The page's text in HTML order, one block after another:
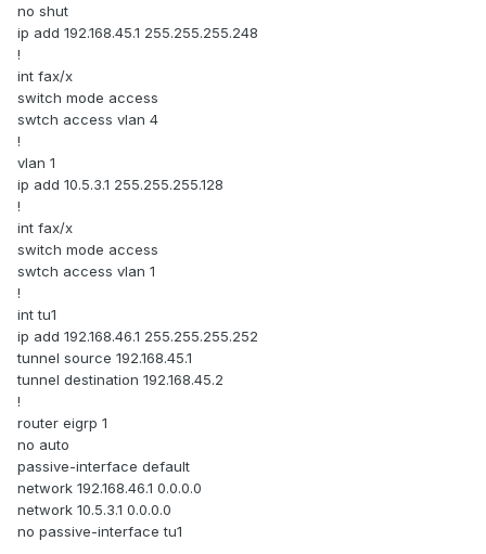
no shut
ip add 192.168.45.1 255.255.255.248
!
int fax/x
switch mode access
swtch access vlan 4
!
vlan 1
ip add 10.5.3.1 255.255.255.128
!
int fax/x
switch mode access
swtch access vlan 1
!
int tu1
ip add 192.168.46.1 255.255.255.252
tunnel source 192.168.45.1
tunnel destination 192.168.45.2
!
router eigrp 1
no auto
passive-interface default
network 192.168.46.1 0.0.0.0
network 10.5.3.1 0.0.0.0
no passive-interface tu1